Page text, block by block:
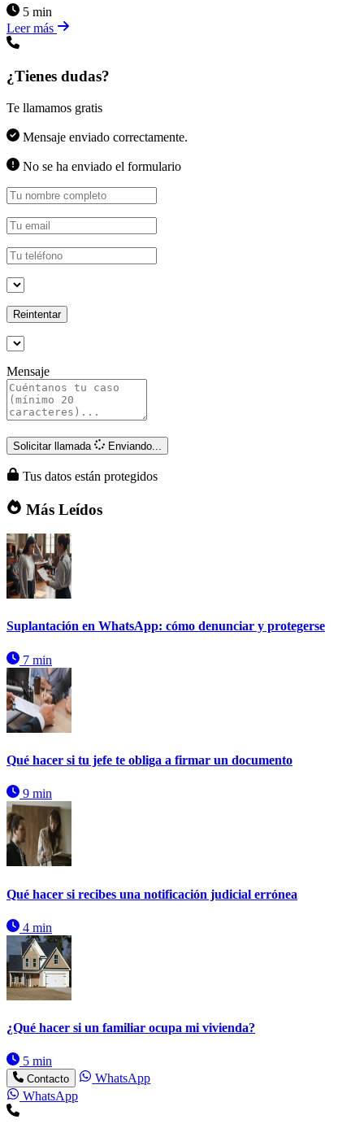
5 min
Leer más
¿Tienes dudas?
Te llamamos gratis
Mensaje enviado correctamente.
No se ha enviado el formulario
Reintentar
Mensaje
Solicitar llamada Enviando...
Tus datos están protegidos
Más Leídos
Suplantación en WhatsApp: cómo denunciar y protegerse
7 min
Qué hacer si tu jefe te obliga a firmar un documento
9 min
Qué hacer si recibes una notificación judicial errónea
4 min
¿Qué hacer si un familiar ocupa mi vivienda?
5 min
Contacto
WhatsApp
WhatsApp